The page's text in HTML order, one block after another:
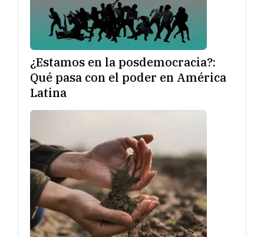
¿Estamos en la posdemocracia?:
Qué pasa con el poder en América
Latina